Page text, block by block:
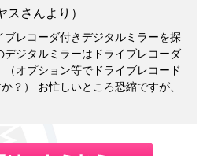
スさんより）
レコーダ付きデジタルミラーを探
デジタルミラーはドライブレコーダ
オプション等でドライブレコード
？） お忙しいところ恐縮ですが、